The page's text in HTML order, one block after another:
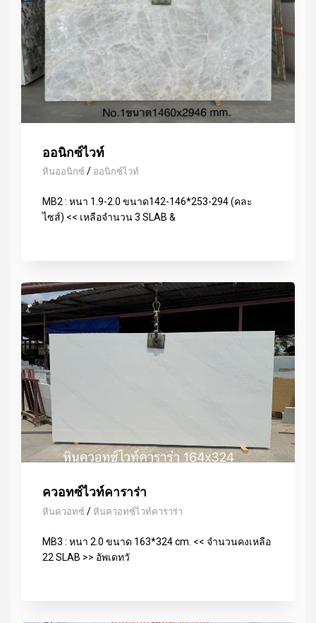
ออนิกซ์ไวท์
หินออนิกซ์ / ออนิกซ์ไวท์
MB2 : หนา 1.9-2.0 ขนาด142-146*253-294 (คละ
ไซส์) << เหลือจำนวน 3 SLAB &
ควอทซ์ไวท์คาราร่า
หินควอทซ์ / หินควอทซ์ไวท์คาราร่า
MB3 : หนา 2.0 ขนาด 163*324 cm. << จำนวนคงเหลือ
22 SLAB >> อัพเดทวั